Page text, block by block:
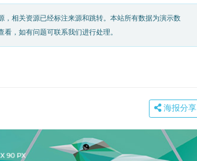
相关资源已经标注来源和跳转。本站所有数据为演示数
，如有问题可联系我们进行处理。
海报分享